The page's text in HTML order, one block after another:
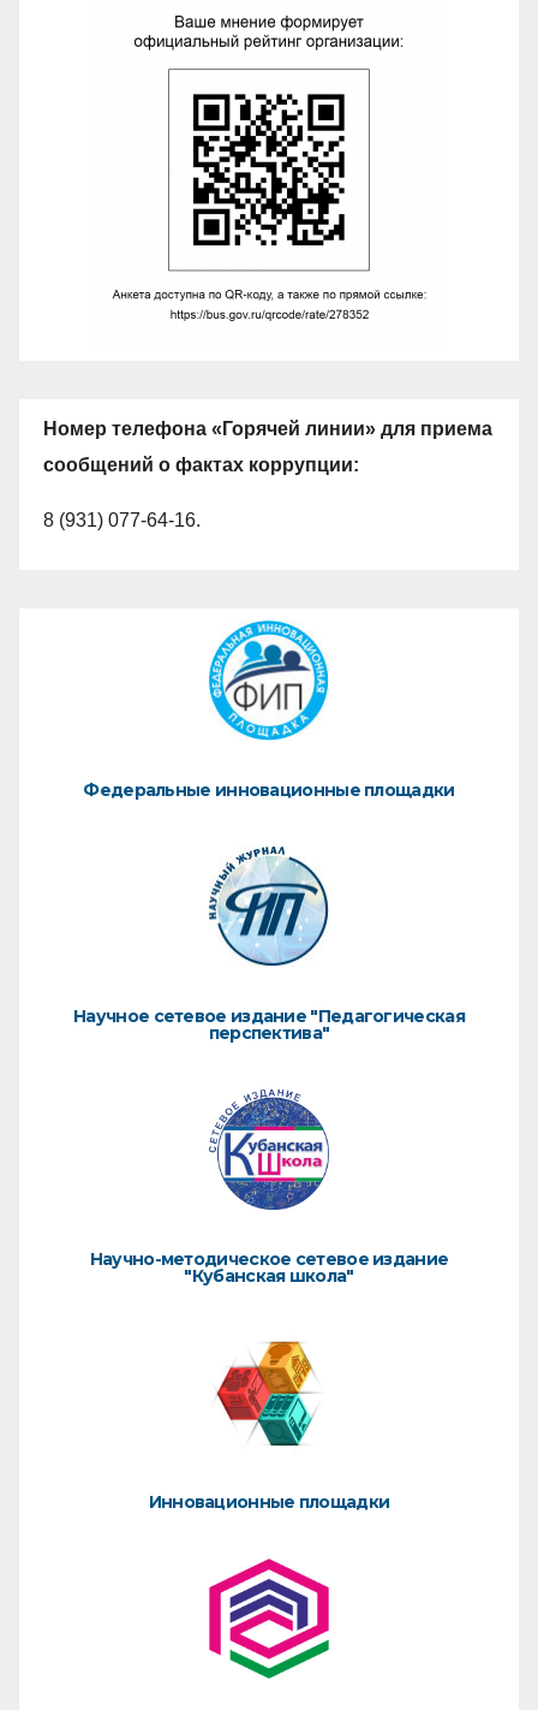
Номер телефона «Горячей линии» для приема
сообщений о фактах коррупции:
8 (931) 077-64-16.
Федеральные инновационные площадки
Научное сетевое издание "Педагогическая
перспектива"
Научно-методическое сетевое издание
"Кубанская школа"
Инновационные площадки